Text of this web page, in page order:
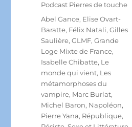
Podcast Pierres de touche
Étiquettes
Abel Gance, Elise Ovart-
Baratte, Félix Natali,Gilles
Saulière,GLMF,Grande
Loge Mixte de France,
Isabelle Chibatte, Le
monde qui vient, Les
métamorphoses du
vampire, Marc Burlat,
Michel Baron, Napoléon,
Pierre Yana, République,